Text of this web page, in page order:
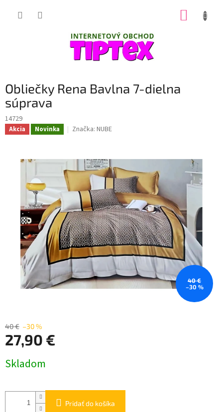
Obliečky Rena Bavlna 7-dielna
súprava
14729
Akcia Novinka Značka: NUBE
40 €
–30 %
40 € –30 %
27,90 €
cena:
Skladom
Pridať do košíka